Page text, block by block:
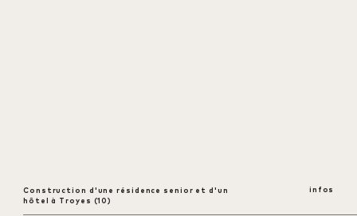
Construction d'une résidence senior et d'un
hôtel à Troyes (10)
infos